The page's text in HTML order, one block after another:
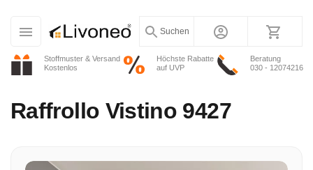
Stoffmuster & Versand
Kostenlos
Höchste Rabatte
auf UVP
Beratung
030 - 12074216
Suchen
Raffrollo Vistino 9427